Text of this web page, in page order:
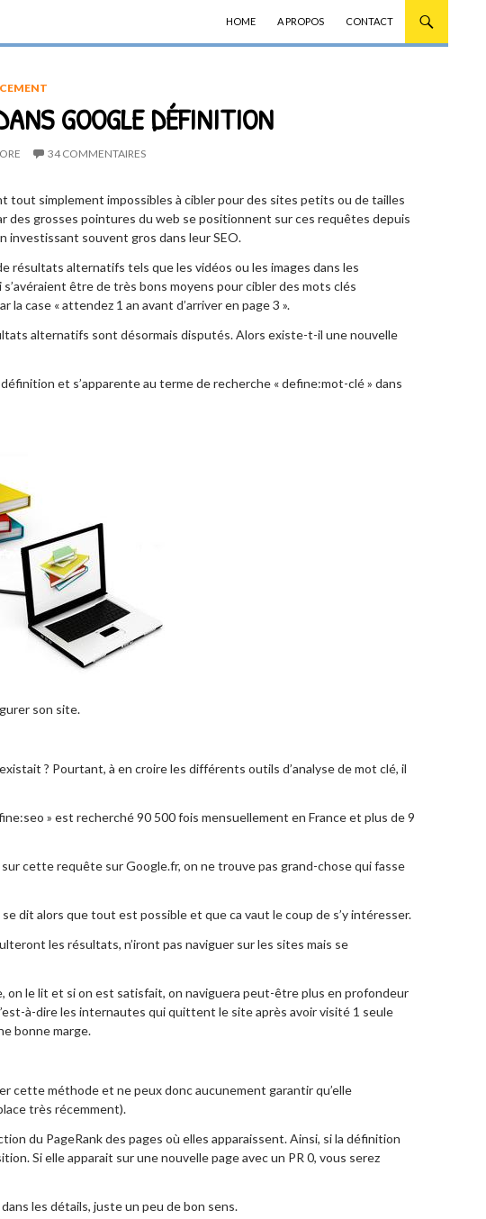
HOME
A PROPOS CONTACT
GOOGLE DÉFINITION
34 COMMENTAIRES
tout simplement impossibles à cibler pour des sites petits ou de tailles
des grosses pointures du web se positionnent sur ces requêtes depuis
investissant souvent gros dans leur SEO.
résultats alternatifs tels que les vidéos ou les images dans les
être de très bons moyens pour cibler des mots clés
la case « attendez 1 an avant d’arriver en page 3 ».
alternatifs sont désormais disputés. Alors existe-t-il une nouvelle
définition et s’apparente au terme de recherche « define:mot-clé » dans
son site.
? Pourtant, à en croire les différents outils d’analyse de mot clé, il
» est recherché 90 500 fois mensuellement en France et plus de 9
cette requête sur Google.fr, on ne trouve pas grand-chose qui fasse
dit alors que tout est possible et que ca vaut le coup de s’y intéresser.
les résultats, n’iront pas naviguer sur les sites mais se
on le lit et si on est satisfait, on naviguera peut-être plus en profondeur
à-dire les internautes qui quittent le site après avoir visité 1 seule
bonne marge.
cette méthode et ne peux donc aucunement garantir qu’elle
très récemment).
du PageRank des pages où elles apparaissent. Ainsi, si la définition
Si elle apparait sur une nouvelle page avec un PR 0, vous serez
les détails, juste un peu de bon sens.